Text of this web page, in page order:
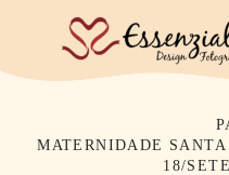
MATERNIDADE
18/